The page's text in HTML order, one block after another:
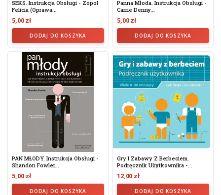
SEKS. Instrukcja Obsługi - Zopol
Felicia (oprawa...
5,00 zł
DODAJ DO KOSZYKA
Panna Młoda. Instrukcja Obsługi -
Carrie Denny...
5,00 zł
DODAJ DO KOSZYKA
PAN MŁODY. Instrukcja Obsługi -
Shandon Fowler...
5,00 zł
DODAJ DO KOSZYKA
Gry I Zabawy Z Berbeciem.
Podręcznik Użytkownika -...
12,00 zł
DODAJ DO KOSZYKA